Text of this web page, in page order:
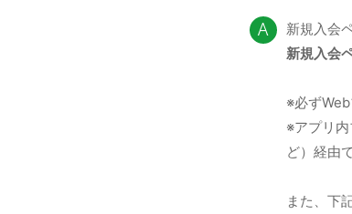
A
新規入会
新規入会
※必ず
※アプリ
ど）経由
また、下